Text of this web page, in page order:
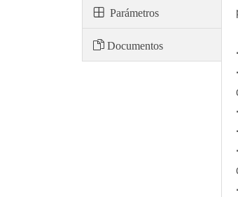
Parámetros
Documentos
·
·
·
·
·
·